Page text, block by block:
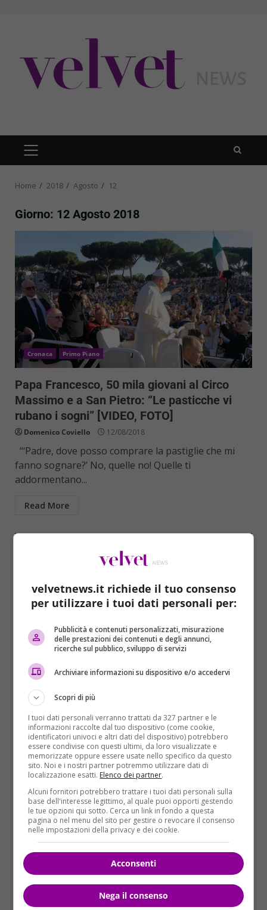
PRIMARY
MENU
Home 2018 Agosto 12
Giorno: 12 Agosto 2018
Cronaca Primo Piano
Papa Francesco, 50 mila giovani al Circo
Massimo e a San Pietro: “Le pasticche vi
rubano i sogni” [VIDEO, FOTO]
Domenico Coviello 12/08/2018
“‘Padre, dove posso comprare la pastiglie che mi
fanno sognare?’ No, quelle no! Quelle ti
addormentano...
Read More
Primo Piano
Salvini show a tutto campo: “Ragazzi
maleducati? Ci sarà di nuovo il servizio
militare”
Redazione Velvet 12/08/2018
“Vorrei che oltre ai diritti tornassero a esserci i
doveri”. Di fronte ai casi di mancanza di...
Read More
velvetnews.it richiede il tuo consenso
per utilizzare i tuoi dati personali per:
Pubblicità e contenuti personalizzati, misurazione
delle prestazioni dei contenuti e degli annunci,
ricerche sul pubblico, sviluppo di servizi
Archiviare informazioni su dispositivo e/o accedervi
Scopri di più
I tuoi dati personali verranno trattati da 327 partner e le
informazioni raccolte dal tuo dispositivo (come cookie,
identificatori univoci e altri dati del dispositivo) potrebbero
essere condivise con questi ultimi, da loro visualizzate e
memorizzate oppure essere usate nello specifico da questo
sito. Noi e i nostri partner potremmo utilizzare dati di
localizzazione esatti. Elenco dei partner.
Alcuni fornitori potrebbero trattare i tuoi dati personali sulla
base dell'interesse legittimo, al quale puoi opporti gestendo
le tue opzioni qui sotto. Cerca un link in fondo a questa
pagina o nel menu del sito per gestire o revocare il consenso
nelle impostazioni della privacy e dei cookie.
Acconsenti
Nega il consenso